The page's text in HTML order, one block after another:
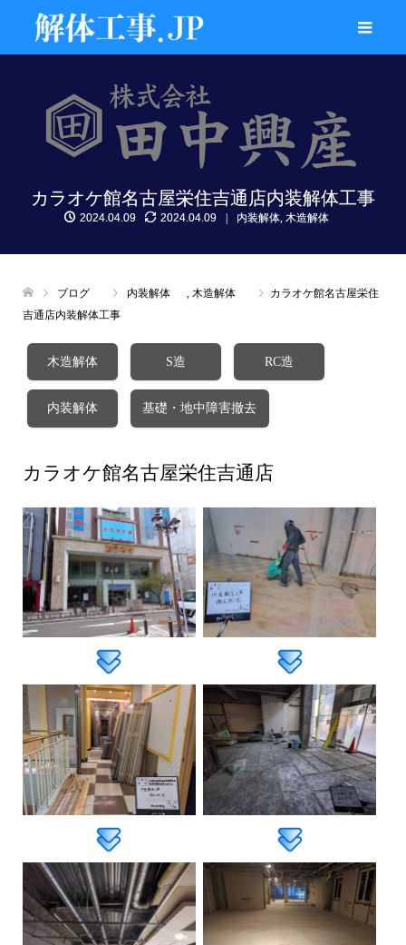
カラオケ館名古屋栄住吉通店内装解体工事
2024.04.09 2024.04.09 内装解体, 木造解体
ブログ 内装解体 , 木造解体
カラオケ館名古屋栄住
吉通店内装解体工事
木造解体 S造 RC造
内装解体 基礎・地中障害撤去
カラオケ館名古屋栄住吉通店